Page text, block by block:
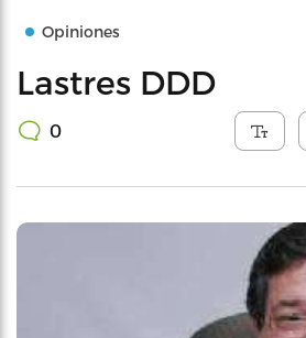
Opiniones
Lastres DDD
0